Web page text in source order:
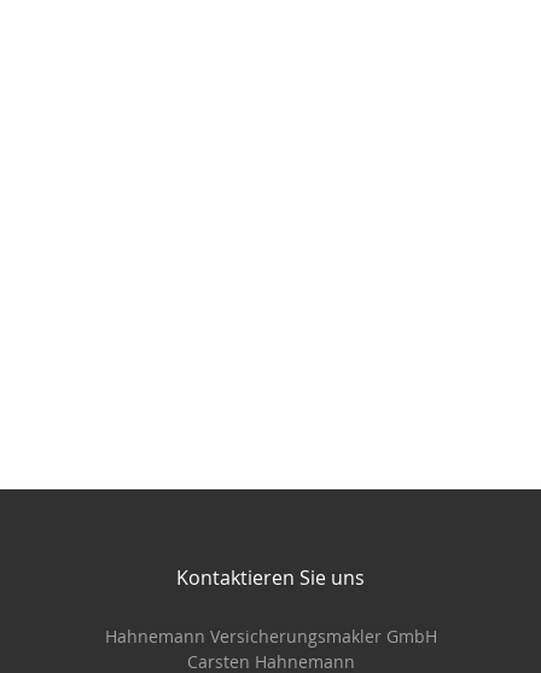
Kontaktieren Sie uns
Hahnemann Versicherungsmakler GmbH
Carsten Hahnemann